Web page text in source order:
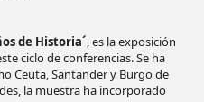
de Historia´, es la exposición
ciclo de conferencias. Se ha
Ceuta, Santander y Burgo de
la muestra ha incorporado